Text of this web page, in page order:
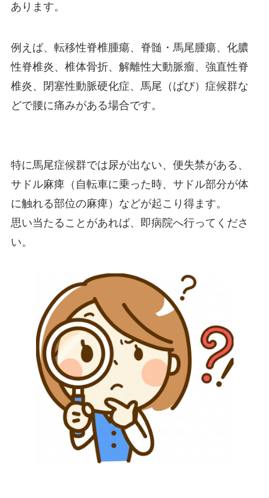
あります。
例えば、転移性脊椎腫瘍、脊髄・馬尾腫瘍、化膿
性脊椎炎、椎体骨折、解離性大動脈瘤、強直性脊
椎炎、閉塞性動脈硬化症、馬尾（ばび）症候群な
どで腰に痛みがある場合です。
特に馬尾症候群では尿が出ない、便失禁がある、
サドル麻痺（自転車に乗った時、サドル部分が体
に触れる部位の麻痺）などが起こり得ます。
思い当たることがあれば、即病院へ行ってくださ
い。